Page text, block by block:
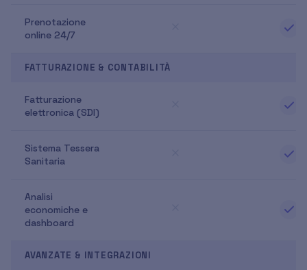
Prenotazione
online 24/7
FATTURAZIONE & CONTABILITÀ
Fatturazione
elettronica (SDI)
Sistema Tessera
Sanitaria
Analisi
economiche e
dashboard
AVANZATE & INTEGRAZIONI